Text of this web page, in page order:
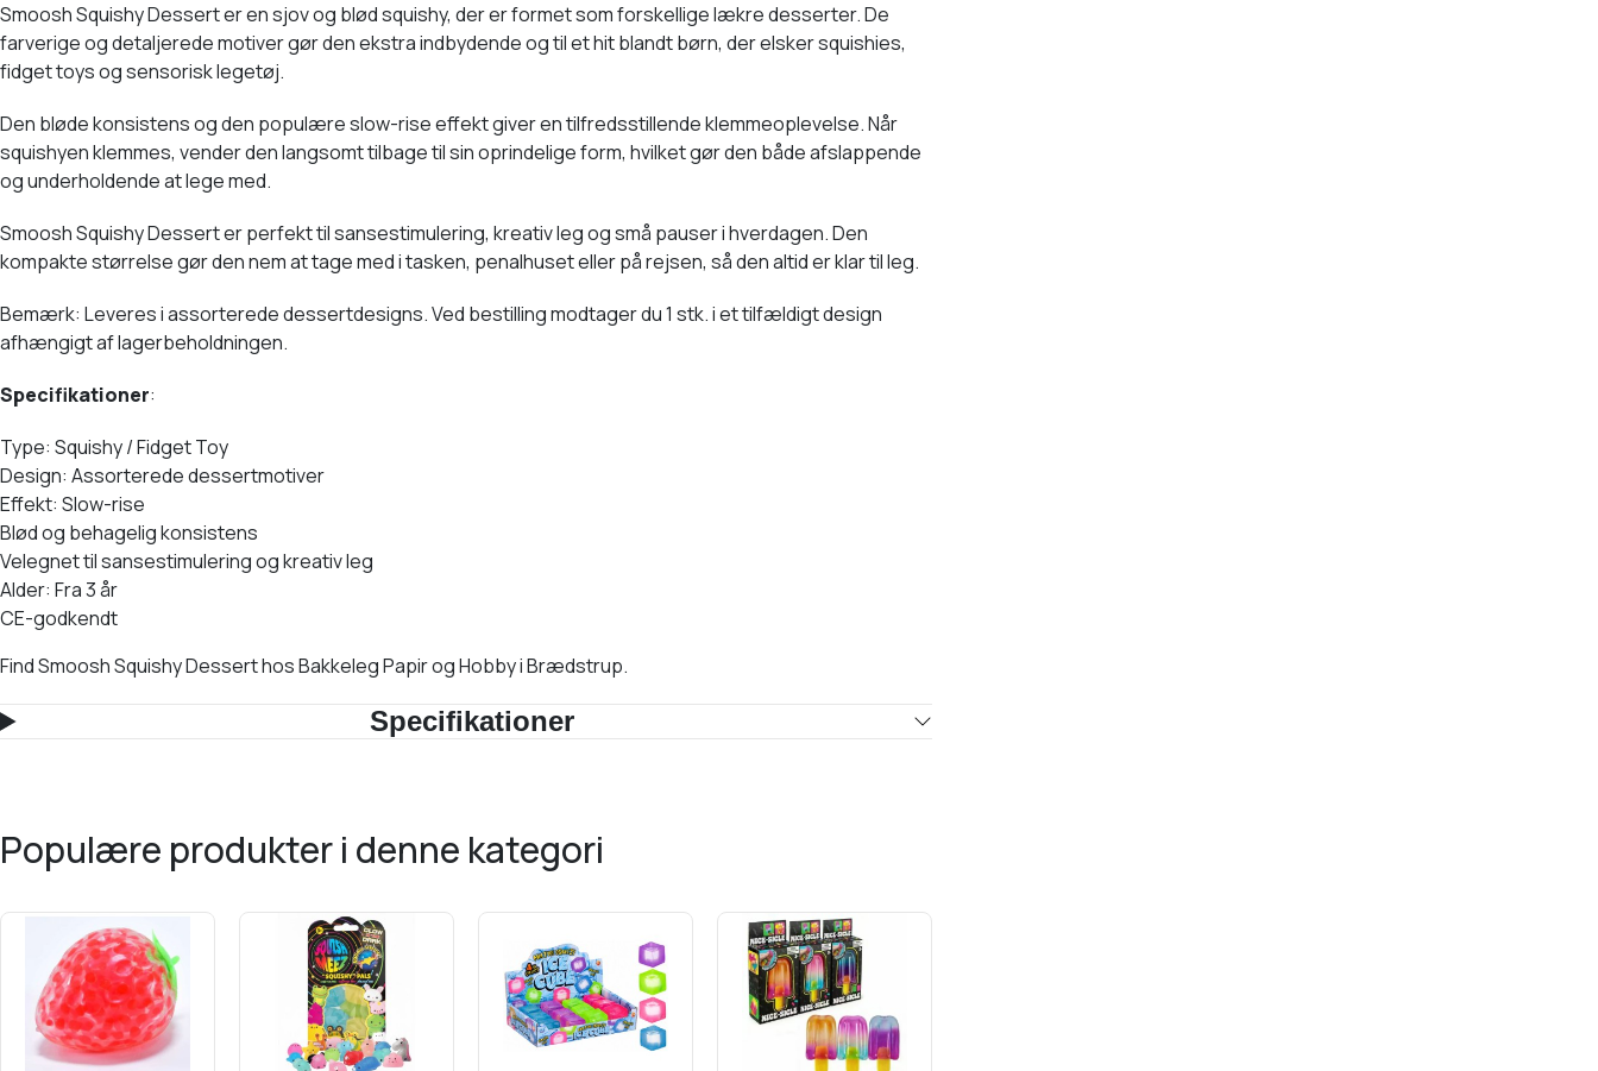
Smoosh Squishy Dessert er en sjov og blød squishy, der er formet som forskellige lækre desserter. De
farverige og detaljerede motiver gør den ekstra indbydende og til et hit blandt børn, der elsker squishies,
fidget toys og sensorisk legetøj.
Den bløde konsistens og den populære slow-rise effekt giver en tilfredsstillende klemmeoplevelse. Når
squishyen klemmes, vender den langsomt tilbage til sin oprindelige form, hvilket gør den både afslappende
og underholdende at lege med.
Smoosh Squishy Dessert er perfekt til sansestimulering, kreativ leg og små pauser i hverdagen. Den
kompakte størrelse gør den nem at tage med i tasken, penalhuset eller på rejsen, så den altid er klar til leg.
Bemærk: Leveres i assorterede dessertdesigns. Ved bestilling modtager du 1 stk. i et tilfældigt design
afhængigt af lagerbeholdningen.
Specifikationer:
Type: Squishy / Fidget Toy
Design: Assorterede dessertmotiver
Effekt: Slow-rise
Blød og behagelig konsistens
Velegnet til sansestimulering og kreativ leg
Alder: Fra 3 år
CE-godkendt
Find Smoosh Squishy Dessert hos Bakkeleg Papir og Hobby i Brædstrup.
Specifikationer
populære produkter i denne kategori